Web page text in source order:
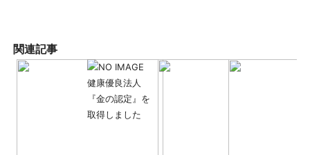
関連記事
健康優良法人
『金の認定』を
取得しました